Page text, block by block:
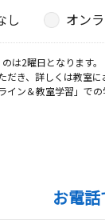
し オン
は2曜日となります。
き、詳しくは教室
ン＆教室学習」で
お電